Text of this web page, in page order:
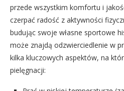
przede wszystkim komfortu i
czerpać radość z aktywności
budując swoje własne sportowe
może znajdą odzwierciedlenie w
kilka kluczowych aspektów, na
pielęgnacji: